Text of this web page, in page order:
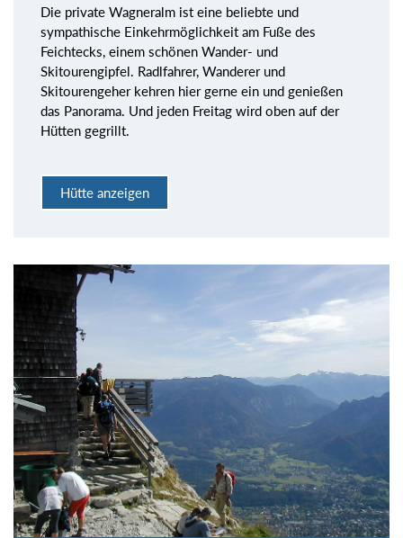
Die private Wagneralm ist eine beliebte und
sympathische Einkehrmöglichkeit am Fuße des
Feichtecks, einem schönen Wander- und
Skitourengipfel. Radlfahrer, Wanderer und
Skitourengeher kehren hier gerne ein und genießen
das Panorama. Und jeden Freitag wird oben auf der
Hütten gegrillt.
Hütte anzeigen